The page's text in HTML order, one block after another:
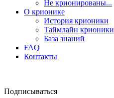
Не крионированы...
О крионике
История крионики
Таймлайн крионики
База знаний
FAQ
Контакты
Подписываться